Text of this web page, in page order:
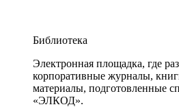
Библиотека
Электронная площадка, где
корпоративные журналы,
материалы, подготовленные
«ЭЛКОД».